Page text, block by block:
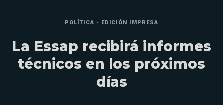
POLÍTICA - EDICIÓN IMPRESA
La Essap recibirá informes
técnicos en los próximos
días